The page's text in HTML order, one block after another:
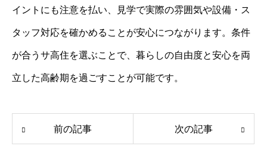
イントにも注意を払い、見学で実際の雰囲気や設備・ス
タッフ対応を確かめることが安心につながります。条件
が合うサ高住を選ぶことで、暮らしの自由度と安心を両
立した高齢期を過ごすことが可能です。
前の記事 次の記事